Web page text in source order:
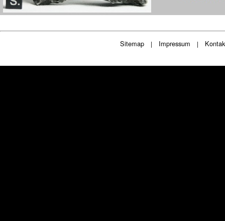
Sitemap | Impressum |